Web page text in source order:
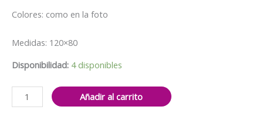
era:
$10.000.
es:
$8.000.
Colores: como en la foto
Medidas: 120×80
Disponibilidad: 4 disponibles
Fondo
telón
Añadir al carrito